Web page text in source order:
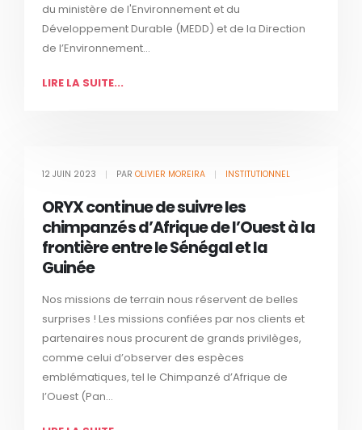
du ministère de l'Environnement et du
Développement Durable (MEDD) et de la Direction
de l’Environnement...
LIRE LA SUITE...
12 JUIN 2023 PAROLIVIER MOREIRA INSTITUTIONNEL
ORYX continue de suivre les
chimpanzés d’Afrique de l’Ouest à la
frontière entre le Sénégal et la
Guinée
Nos missions de terrain nous réservent de belles
surprises ! Les missions confiées par nos clients et
partenaires nous procurent de grands privilèges,
comme celui d’observer des espèces
emblématiques, tel le Chimpanzé d’Afrique de
l’Ouest (Pan...